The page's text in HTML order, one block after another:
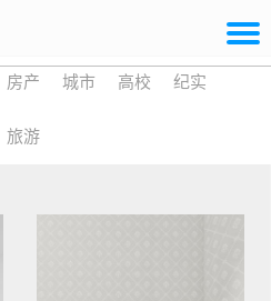
房产 城市 高校 纪实
旅游